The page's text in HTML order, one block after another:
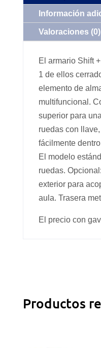
Información
Valoraciones (0)
El armario Shift
1 de ellos
elemento de
multifuncional.
superior para
ruedas con
fácilmente
El modelo
ruedas.
exterior para
aula. Trasera
El precio con
Productos